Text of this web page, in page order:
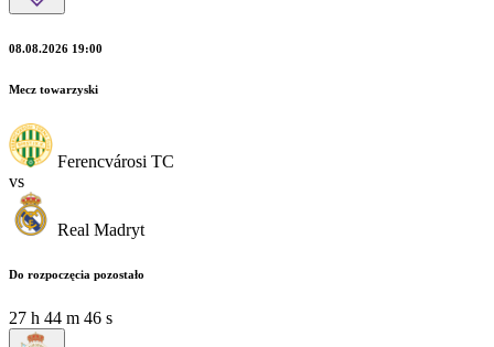
08.08.2026 19:00
Mecz towarzyski
Ferencvárosi TC
vs
Real Madryt
Do rozpoczęcia pozostało
27 h 44 m 44 s